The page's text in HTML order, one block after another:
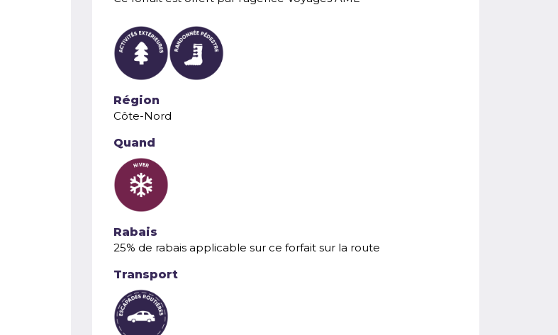
Région
Côte-Nord
Quand
Rabais
25% de rabais applicable sur ce forfait sur la route
Transport